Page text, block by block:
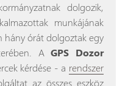
dolgozik,
munkájának
hány órát dolgoztak egy
AGPS Dozor
kérdése - a rendszer
az összes eszköz